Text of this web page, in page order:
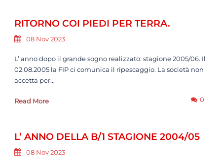
RITORNO COI PIEDI PER TERRA.
08 Nov 2023
L’ anno dopo il grande sogno realizzato: stagione 2005/06. Il
02.08.2005 la FIP ci comunica il ripescaggio. La società non
accetta per...
Read More 0
L’ ANNO DELLA B/1 STAGIONE 2004/05
08 Nov 2023